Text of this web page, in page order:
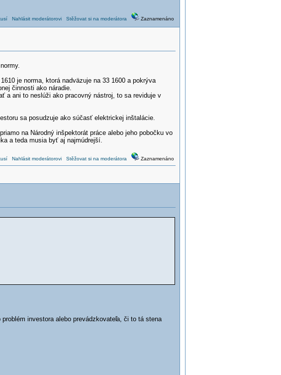
Nahlásit moderátorovi Stěžovat si na moderátora Zaznamenáno
je norma, ktorá nadväzuje na 33 1600 a pokrýva
činnosti ako náradie.
a ani to neslúži ako pracovný nástroj, to sa reviduje v
sa posudzuje ako súčasť elektrickej inštalácie.
na Národný inšpektorát práce alebo jeho pobočku vo
a teda musia byť aj najmúdrejší.
Nahlásit moderátorovi Stěžovat si na moderátora Zaznamenáno
investora alebo prevádzkovateľa, či to tá stena